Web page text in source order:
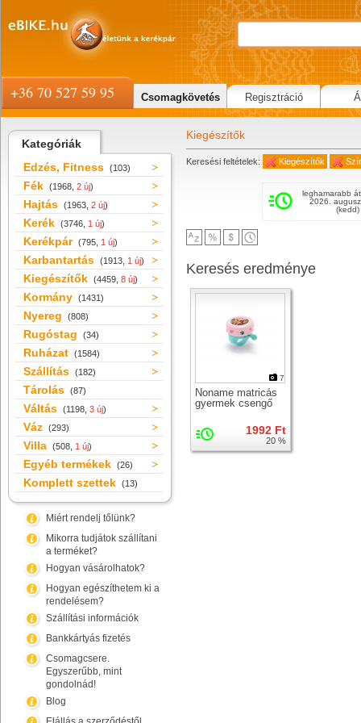
Kategóriák
Edzés, Fitness (103)
Fék (1968, 2 új)
Hajtás (1963, 2 új)
Kerék (3746, 1 új)
Kerékpár (795, 1 új)
Karbantartás (1913, 1 új)
Kiegészítők (4459, 8 új)
Kormány (1431)
Nyereg (808)
Rugóstag (34)
Ruházat (1584)
Szállítás (182)
Tárolás (87)
Váltás (1198, 3 új)
Váz (293)
Villa (508, 1 új)
Egyéb termékek (26)
Komplett szettek (13)
Miért rendelj tőlünk?
Mikorra tudjátok szállítani
a terméket?
Hogyan vásárolhatok?
Hogyan egészíthetem ki a
rendelésem?
Szállítási információk
Bankkártyás fizetés
Csomagcsere.
Egyszerűbb, mint
gondolnád!
Blog
Kiegészítők
Keresési feltételek: Kiegészítők
leghamarabb
2026.
(kedd)
Keresés eredménye
7
Noname matricás
gyermek csengő
1992 Ft
20 %
+36 70 527 59 95 Csomagkövetés Regisztráció